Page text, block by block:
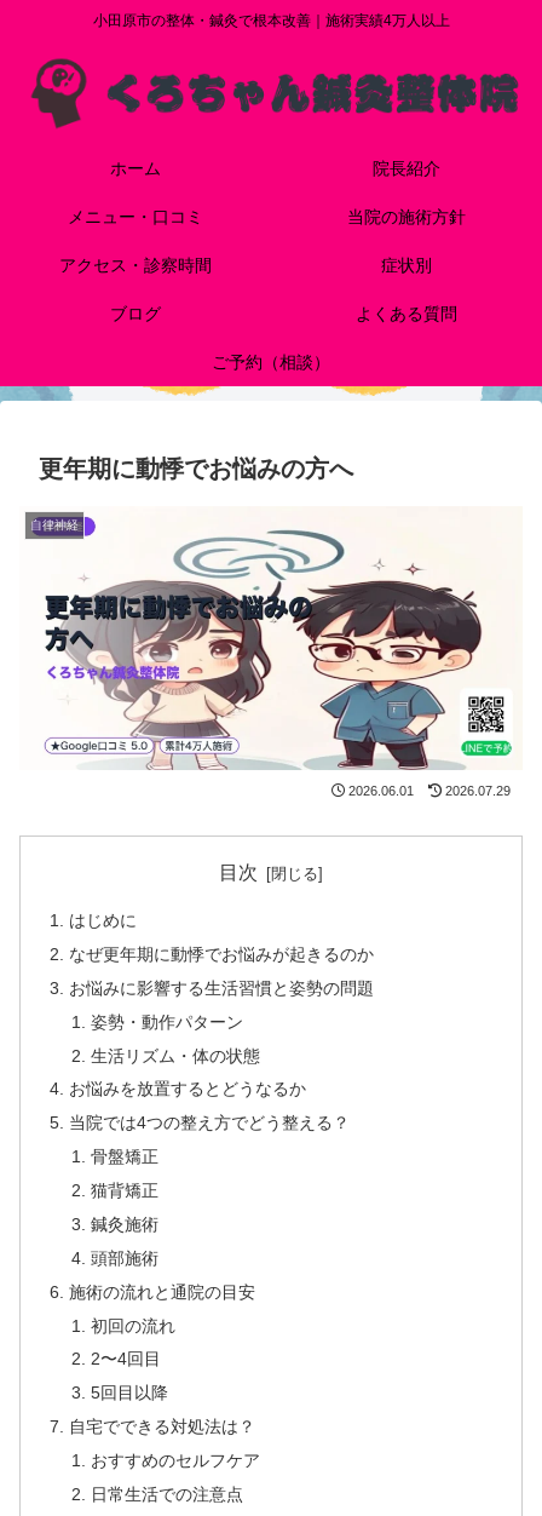
小田原市の整体・鍼灸で根本改善｜施術実績4万人以上
ホーム 院長紹介
メニュー・口コミ 当院の施術方針
アクセス・診察時間 症状別
ブログ よくある質問
ご予約（相談）
更年期に動悸でお悩みの方へ
自律神経
2026.06.01 2026.07.29
目次
はじめに
なぜ更年期に動悸でお悩みが起きるのか
お悩みに影響する生活習慣と姿勢の問題
姿勢・動作パターン
生活リズム・体の状態
お悩みを放置するとどうなるか
当院では4つの整え方でどう整える？
骨盤矯正
猫背矯正
鍼灸施術
頭部施術
施術の流れと通院の目安
初回の流れ
2〜4回目
5回目以降
自宅でできる対処法は？
おすすめのセルフケア
日常生活での注意点